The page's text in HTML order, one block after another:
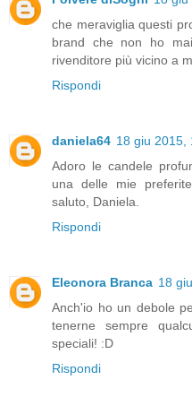
che meraviglia questi
brand che non ho
rivenditore più vicino a
Rispondi
daniela64 18 giu 2015,
Adoro le candele
una delle mie
saluto, Daniela.
Rispondi
Eleonora Branca 18
Anch'io ho un debole
tenerne sempre
speciali! :D
Rispondi